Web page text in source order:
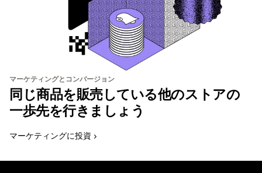
マーケティングとコンバージョン
同じ商品を販売している他のストアの
一歩先を行きましょう
マーケティングに投資